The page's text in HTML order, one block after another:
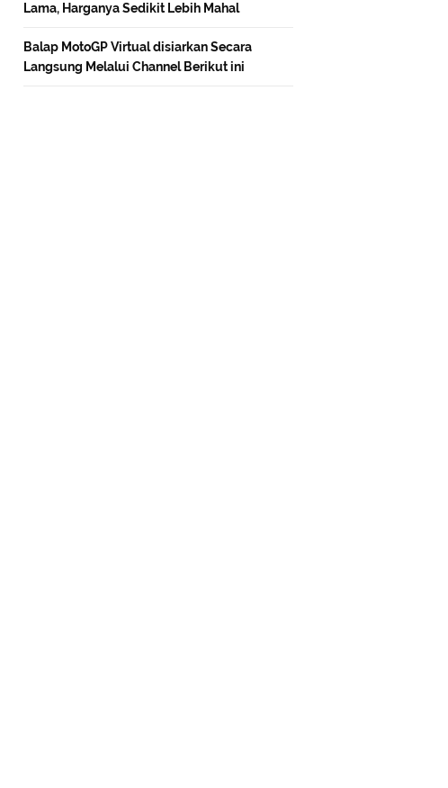
Lama, Harganya Sedikit Lebih Mahal
Balap MotoGP Virtual disiarkan Secara
Langsung Melalui Channel Berikut ini